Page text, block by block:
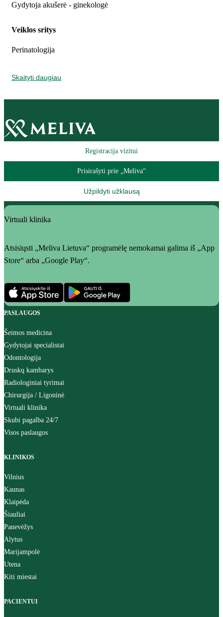
Gydytoja akušerė - ginekologė
Veiklos sritys
Perinatologija
Skaityti daugiau
Registracija vizitui
Prisirašyti prie „Meliva“
Užpildyti užklausą
Virtuali klinika
Atsisiųsti „Meliva Lietuva“ programėlę nemokamai galima iš „App
Store“ arba „Google Play“.
PASLAUGOS
Šeimos medicina
Gydytojai specialistai
Odontologija
Druskų kambarys
Radiologiniai tyrimai
Chirurgija / Ligoninė
Virtuali klinika
Skubi pagalba 24/7
Visos paslaugos
KLINIKOS
Vilnius
Kaunas
Klaipėda
Šiauliai
Panevėžys
Alytus
Marijampolė
Utena
Kiti miestai
PACIENTUI